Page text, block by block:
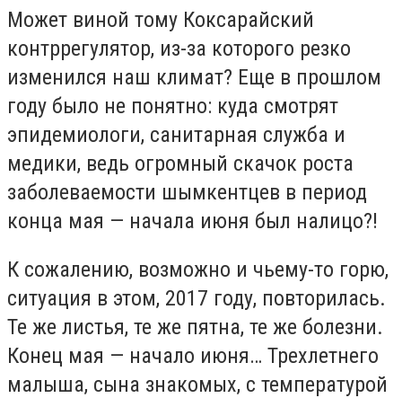
Может виной тому Коксарайский
контррегулятор, из-за которого резко
изменился наш климат? Еще в прошлом
году было не понятно: куда смотрят
эпидемиологи, санитарная служба и
медики, ведь огромный скачок роста
заболеваемости шымкентцев в период
конца мая — начала июня был налицо?!
К сожалению, возможно и чьему-то горю,
ситуация в этом, 2017 году, повторилась.
Те же листья, те же пятна, те же болезни.
Конец мая — начало июня… Трехлетнего
малыша, сына знакомых, с температурой